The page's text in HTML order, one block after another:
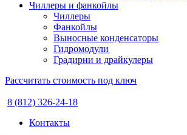
Чиллеры и фанкойлы
Чиллеры
Фанкойлы
Выносные конденсаторы
Гидромодули
Градирни и драйкулеры
Рассчитать стоимость под ключ
8 (812) 326-24-18
Контакты